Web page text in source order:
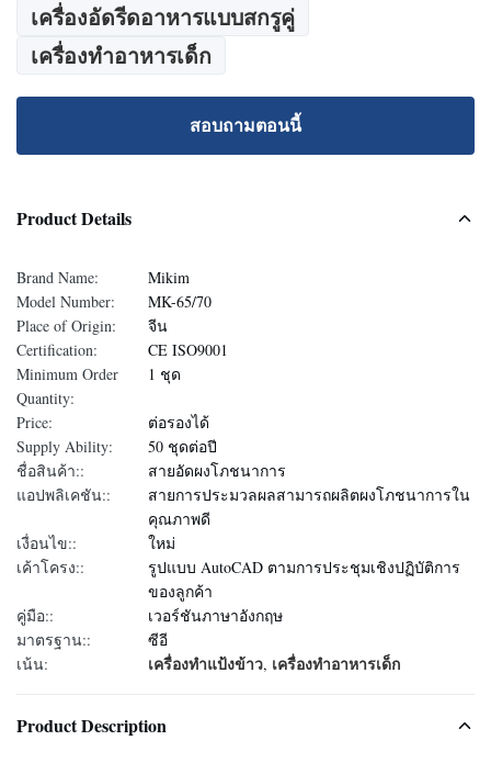
เครื่องอัดรีดอาหารแบบสกรูคู่
เครื่องทำอาหารเด็ก
สอบถามตอนนี้
Product Details
Brand Name:
Mikim
Model Number:
MK-65/70
Place of Origin:
จีน
Certification:
CE ISO9001
Minimum Order
Quantity:
1 ชุด
Price:
ต่อรองได้
Supply Ability:
50 ชุดต่อปี
ชื่อสินค้า::
สายอัดผงโภชนาการ
แอปพลิเคชัน::
สายการประมวลผลสามารถผลิตผงโภชนาการใน
คุณภาพดี
เงื่อนไข::
ใหม่
เค้าโครง::
รูปแบบ AutoCAD ตามการประชุมเชิงปฏิบัติการ
ของลูกค้า
คู่มือ::
เวอร์ชันภาษาอังกฤษ
มาตรฐาน::
ซีอี
เน้น:
เครื่องทำแป้งข้าว, เครื่องทำอาหารเด็ก
Product Description